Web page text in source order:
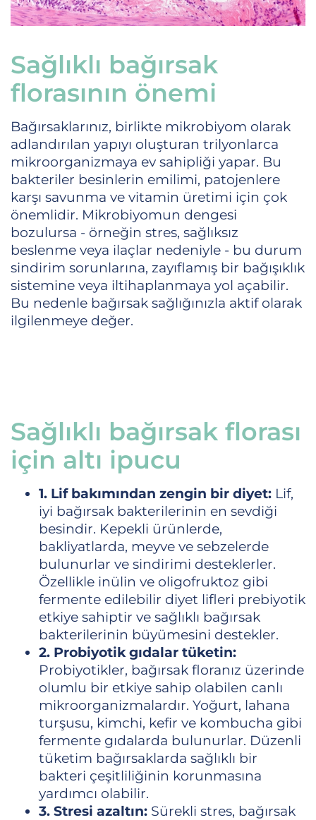
Sağlıklı bağırsak
florasının önemi
Bağırsaklarınız, birlikte mikrobiyom olarak
adlandırılan yapıyı oluşturan trilyonlarca
mikroorganizmaya ev sahipliği yapar. Bu
bakteriler besinlerin emilimi, patojenlere
karşı savunma ve vitamin üretimi için çok
önemlidir. Mikrobiyomun dengesi
bozulursa - örneğin stres, sağlıksız
beslenme veya ilaçlar nedeniyle - bu durum
sindirim sorunlarına, zayıflamış bir bağışıklık
sistemine veya iltihaplanmaya yol açabilir.
Bu nedenle bağırsak sağlığınızla aktif olarak
ilgilenmeye değer.
Sağlıklı bağırsak florası
için altı ipucu
1. Lif bakımından zengin bir diyet: Lif,
iyi bağırsak bakterilerinin en sevdiği
besindir. Kepekli ürünlerde,
bakliyatlarda, meyve ve sebzelerde
bulunurlar ve sindirimi desteklerler.
Özellikle inülin ve oligofruktoz gibi
fermente edilebilir diyet lifleri prebiyotik
etkiye sahiptir ve sağlıklı bağırsak
bakterilerinin büyümesini destekler.
2. Probiyotik gıdalar tüketin:
Probiyotikler, bağırsak floranız üzerinde
olumlu bir etkiye sahip olabilen canlı
mikroorganizmalardır. Yoğurt, lahana
turşusu, kimchi, kefir ve kombucha gibi
fermente gıdalarda bulunurlar. Düzenli
tüketim bağırsaklarda sağlıklı bir
bakteri çeşitliliğinin korunmasına
yardımcı olabilir.
3. Stresi azaltın: Sürekli stres, bağırsak